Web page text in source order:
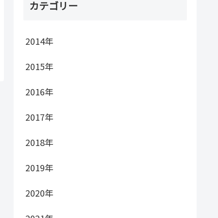
カテゴリー
2014年
2015年
2016年
2017年
2018年
2019年
2020年